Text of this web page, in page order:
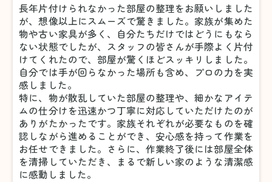
長年片付けられなかった部屋の整理をお願いしました
が、想像以上にスムーズで驚きました。家族が集めた
物や古い家具が多く、自分たちだけではどうにもなら
ない状態でしたが、スタッフの皆さんが手際よく片付
けてくれたので、部屋が驚くほどスッキリしました。
自分では手が回らなかった場所も含め、プロの力を実
感しました。
特に、物が散乱していた部屋の整理や、細かなアイテ
ムの仕分けを迅速かつ丁寧に対応していただけたのが
ありがたかったです。家族それぞれが必要なものを確
認しながら進めることができ、安心感を持って作業を
お任せできました。さらに、作業終了後には部屋全体
を清掃していただき、まるで新しい家のような清潔感
に感動しました。